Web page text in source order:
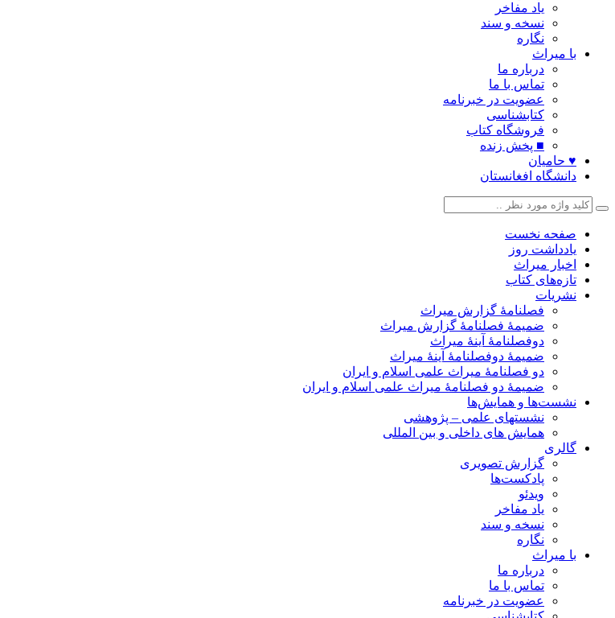
یاد مفاخر
نسخه و سند
نگاره
با میراث
درباره ما
تماس با ما
عضویت در خبرنامه
کتابشناسی
فروشگاه کتاب
■ پخش زنده
♥ حامیان
دانشگاه افغانستان
صفحه نخست
یادداشت روز
اخبار میراث
تازه‌های کتاب
نشریات
فصلنامۀ گزارش میراث
ضمیمۀ فصلنامۀ گزارش میراث
دوفصلنامۀ آینۀ میراث
ضمیمۀ دوفصلنامۀ آینۀ میراث
دو فصلنامۀ میراث علمی اسلام و ایران
ضمیمۀ دو فصلنامۀ میراث علمی اسلام و ایران
نشست‌ها و همایش‌ها
نشستهای علمی – پژوهشی
همایش های داخلی و بین المللی
گالری
گزارش تصویری
پادکست‌ها
ویدئو
یاد مفاخر
نسخه و سند
نگاره
با میراث
درباره ما
تماس با ما
عضویت در خبرنامه